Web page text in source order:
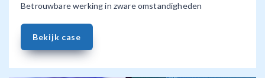
Betrouwbare werking in zware omstandigheden
Bekijk case